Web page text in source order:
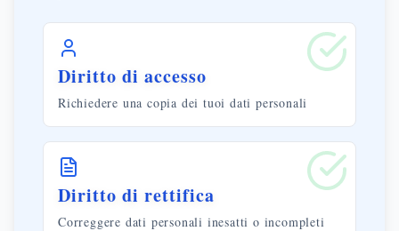
Diritto di accesso
Richiedere una copia dei tuoi dati personali
Diritto di rettifica
Correggere dati personali inesatti o incompleti